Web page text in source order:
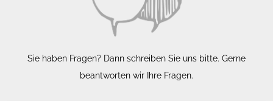
Sie haben Fragen? Dann schreiben Sie uns bitte. Gerne
beantworten wir Ihre Fragen.